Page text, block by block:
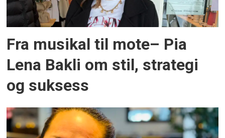
Fra musikal til mote– Pia
Lena Bakli om stil, strategi
og suksess